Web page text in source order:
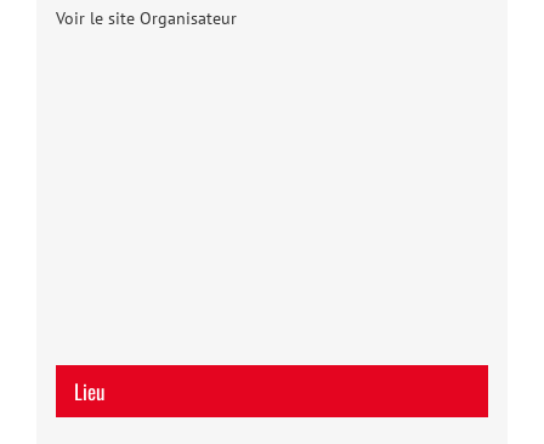
Voir le site Organisateur
Lieu